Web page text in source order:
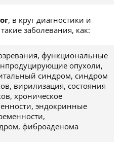
, в круг диагностики и
заболевания, как:
функциональные
опухоли,
синдром, синдром
вирилизация, состояния
хроническое
эндокринные
фиброаденома